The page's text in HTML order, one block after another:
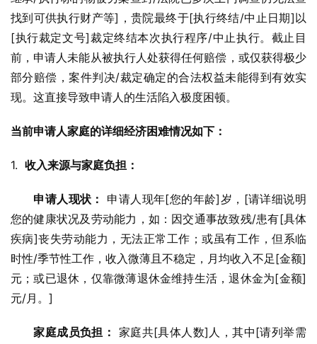
找到可供执行财产等]，贵院最终于[执行终结/中止日期]以
[执行裁定文号]裁定终结本次执行程序/中止执行。截止目
前，申请人未能从被执行人处获得任何赔偿，或仅获得极少
部分赔偿，案件判决/裁定确定的合法权益未能得到有效实
现。这直接导致申请人的生活陷入极度困顿。
当前申请人家庭的详细经济困难情况如下：
1. 收入来源与家庭负担：
申请人现状：
申请人现年[您的年龄]岁，[请详细说明
您的健康状况及劳动能力，如：因交通事故致残/患有[具体
疾病]丧失劳动能力，无法正常工作；或虽有工作，但系临
时性/季节性工作，收入微薄且不稳定，月均收入不足[金额]
元；或已退休，仅靠微薄退休金维持生活，退休金为[金额]
元/月。]
家庭成员负担： 家庭共[具体人数]人，其中[请列举需